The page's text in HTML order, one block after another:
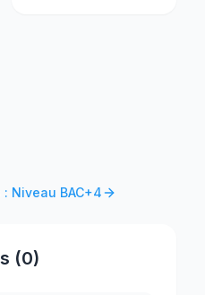
Niveau BAC+4
(0)